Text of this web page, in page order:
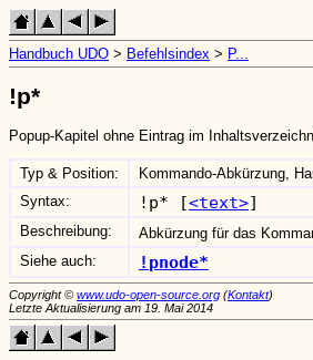
Handbuch UDO > Befehlsindex > P...
!p*
Popup-Kapitel ohne Eintrag im
Typ & Position:
Kommando-Abkürzung,
Syntax:
!p* [<text>]
Beschreibung: Abkürzung für das
Siehe auch: !pnode*
Copyright © www.udo-open-source.org (Kontakt)
Letzte Aktualisierung am 19. Mai 2014